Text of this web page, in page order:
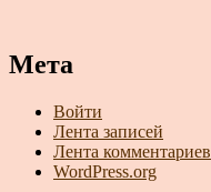
Мета
Войти
Лента записей
Лента комментариев
WordPress.org